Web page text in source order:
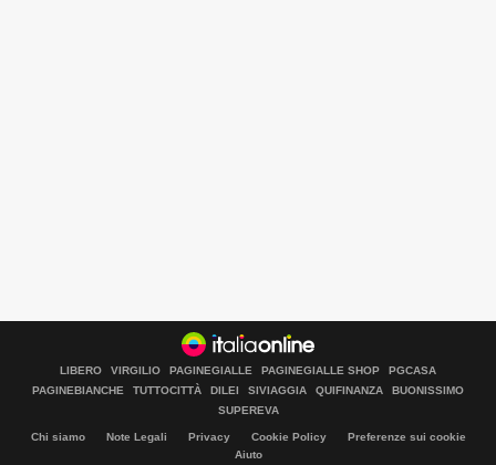
LIBERO VIRGILIO PAGINEGIALLE PAGINEGIALLE SHOP
PGCASA
PAGINEBIANCHE
TUTTOCITTÀ DILEI SIVIAGGIA QUIFINANZA
BUONISSIMO
SUPEREVA
Chi siamo Note Legali Privacy Cookie Policy
Preferenze sui cookie
Aiuto